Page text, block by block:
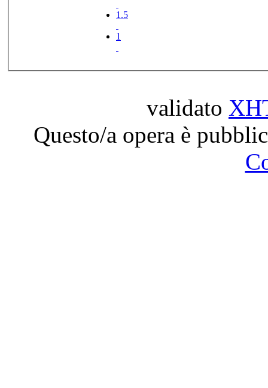
1.5
1
validato
Questo/a opera è